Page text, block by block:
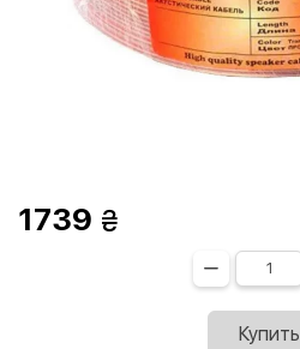
1739
Купить